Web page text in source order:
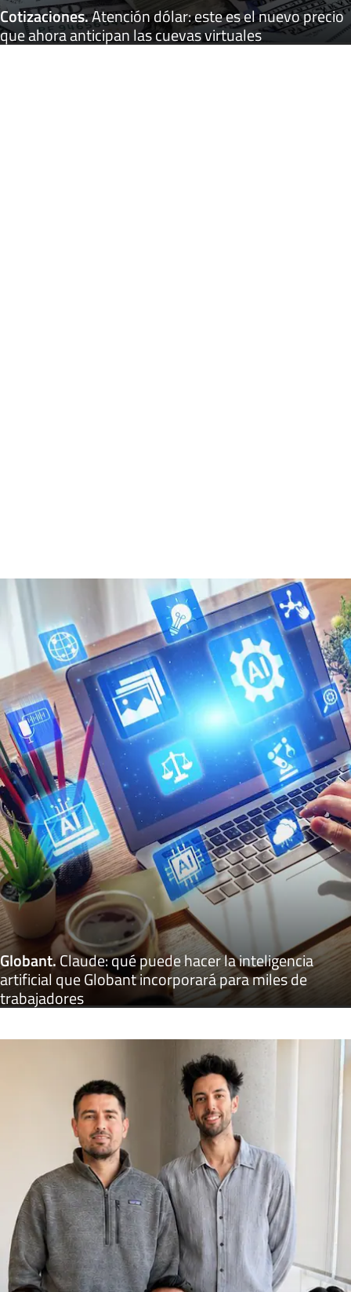
Cotizaciones.Atención dólar: este es el nuevo precio
que ahora anticipan las cuevas virtuales
Globant.Claude: qué puede hacer la inteligencia
artificial que Globant incorporará para miles de
trabajadores